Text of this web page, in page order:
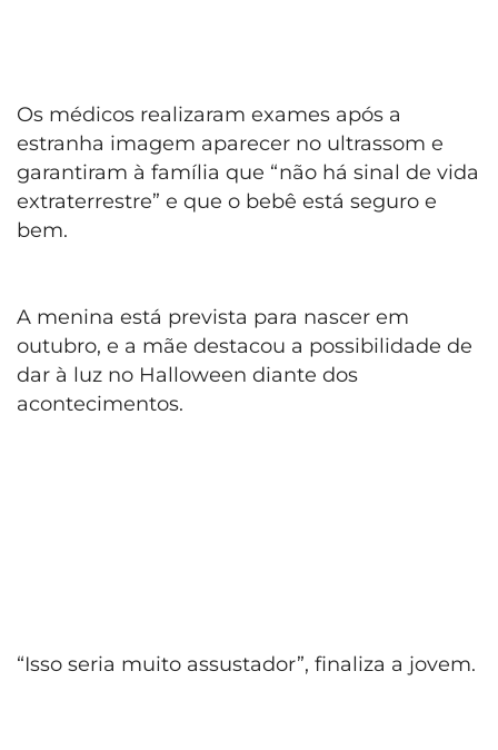
Os médicos realizaram exames após a
estranha imagem aparecer no ultrassom e
garantiram à família que “não há sinal de vida
extraterrestre” e que o bebê está seguro e
bem.
A menina está prevista para nascer em
outubro, e a mãe destacou a possibilidade de
dar à luz no Halloween diante dos
acontecimentos.
“Isso seria muito assustador”, finaliza a jovem.